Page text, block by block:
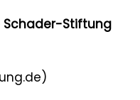
Schader-Stiftung